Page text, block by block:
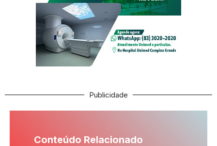
Publicidade
Conteúdo Relacionado